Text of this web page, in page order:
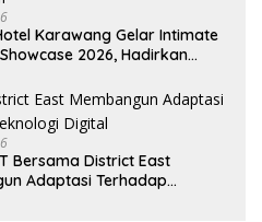
Karawang Gelar Intimate
2026, Hadirkan
Eksklusif
Bersama District East
Adaptasi Terhadap